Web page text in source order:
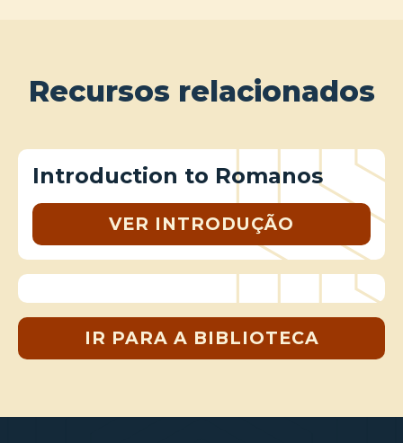
Recursos relacionados
Introduction to Romanos
VER INTRODUÇÃO
IR PARA A BIBLIOTECA